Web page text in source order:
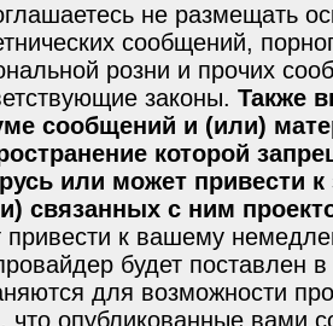
не размещать
сообщений,
розни и прочих
законы. Также
сообщений и (или)
которой
или может привести
связанных с ним
привести к вашему
будет поставлен
для возможности
что опубликованные вами